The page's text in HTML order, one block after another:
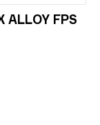
ALLOY FPS